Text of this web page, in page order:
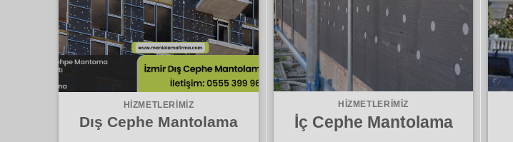
HIZMETLERIMIZ
Dış Cephe Mantolama
HIZMETLERIMIZ
İç Cephe Mantolama